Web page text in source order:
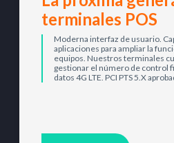
terminales POS
Moderna interfaz de usuario.
aplicaciones para ampliar la
equipos. Nuestros terminales
gestionar el número de control
datos 4G LTE. PCI PTS 5.X